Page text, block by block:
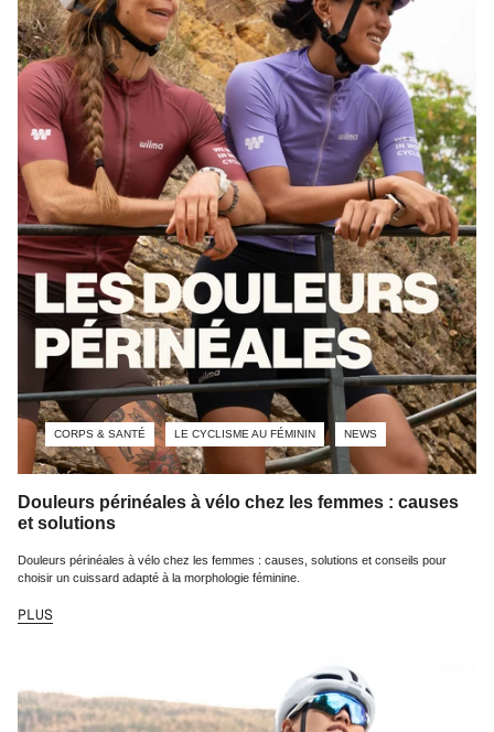
CORPS & SANTÉ LE CYCLISME AU FÉMININ NEWS
Douleurs périnéales à vélo chez les femmes : causes
et solutions
Douleurs périnéales à vélo chez les femmes : causes, solutions et conseils pour
choisir un cuissard adapté à la morphologie féminine.
PLUS